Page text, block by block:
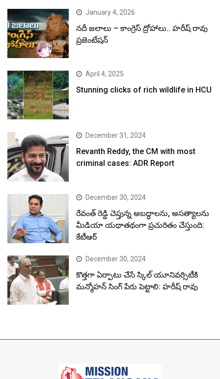
January 4, 2026
నదీ జలాలు – కాంగ్రెస్ ద్రోహాలు.. హరీష్ రావు
ప్రజెంటేషన్
April 4, 2025
Stunning clicks of rich wildlife in HCU
December 31, 2024
Revanth Reddy, the CM with most
criminal cases: ADR Report
December 30, 2024
రేవంత్ రెడ్డి చెప్తున్న అబద్ధాలను, అసత్యాలను
మీడియా యథాతథంగా ప్రచురితం చేస్తుంది:
కేటీఆర్
December 30, 2024
కొత్తగా ఏర్పాటు చేసే స్కిల్ యూనివర్సిటీకి
మన్మోహన్ సింగ్ పేరు పెట్టాలి: హరీష్ రావు